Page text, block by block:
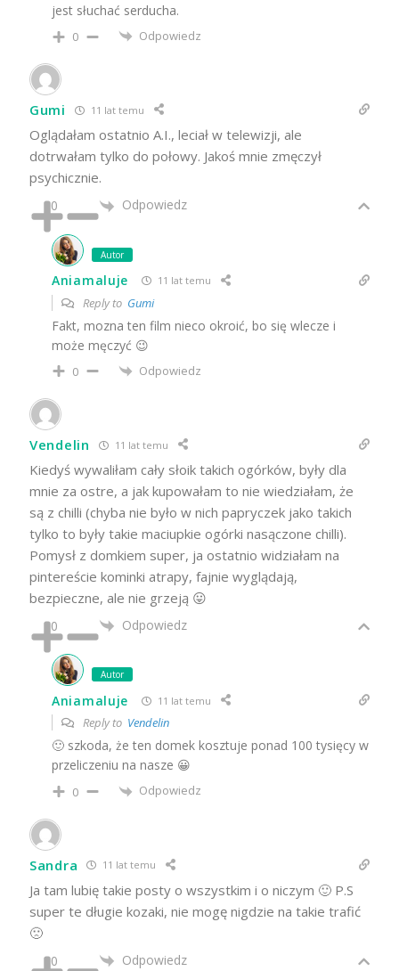
jest słuchać serducha.
0 Odpowiedz
Gumi 11 lat temu
Oglądałam ostatnio A.I., leciał w telewizji, ale
dotrwałam tylko do połowy. Jakoś mnie zmęczył
psychicznie.
0 Odpowiedz
Autor
Aniamaluje 11 lat temu
Reply to Gumi
Fakt, mozna ten film nieco okroić, bo się wlecze i
może męczyć 😉
0 Odpowiedz
Vendelin 11 lat temu
Kiedyś wywaliłam cały słoik takich ogórków, były dla
mnie za ostre, a jak kupowałam to nie wiedziałam, że
są z chilli (chyba nie było w nich papryczek jako takich
tylko to były takie maciupkie ogórki nasączone chilli).
Pomysł z domkiem super, ja ostatnio widziałam na
pintereście kominki atrapy, fajnie wyglądają,
bezpieczne, ale nie grzeją 😛
0 Odpowiedz
Autor
Aniamaluje 11 lat temu
Reply to Vendelin
🙂 szkoda, że ten domek kosztuje ponad 100 tysięcy w
przeliczeniu na nasze 😀
0 Odpowiedz
Sandra 11 lat temu
Ja tam lubię takie posty o wszystkim i o niczym 🙂 P.S
super te długie kozaki, nie mogę nigdzie na takie trafić
🙁
0 Odpowiedz